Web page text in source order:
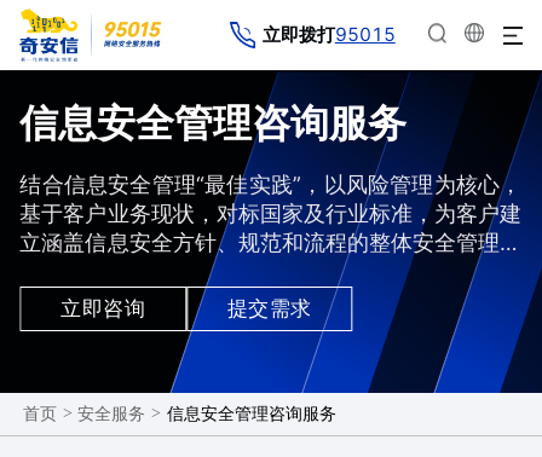
立即拨打95015
信息安全管理咨询服务
结合信息安全管理“最佳实践”，以风险管理为核心，
基于客户业务现状，对标国家及行业标准，为客户建
立涵盖信息安全方针、规范和流程的整体安全管理管
理体系，协助客户全面、系统、持续提高组织的信息
安全管理水平，确保在网络安全威胁的动态挑战环境
中,满足全面风险管理的需求。
立即咨询 提交需求
首页 > 安全服务 > 信息安全管理咨询服务